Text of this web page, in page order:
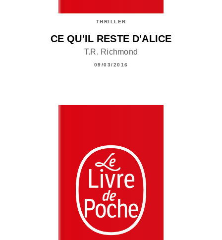
THRILLER
CE QU'IL RESTE D'ALICE
T.R. Richmond
09/03/2016